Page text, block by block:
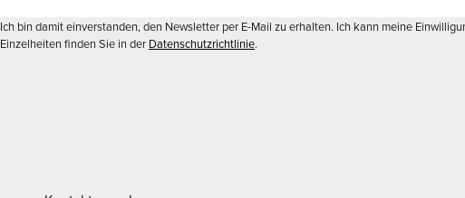
Ich bin damit einverstanden, den Newsletter per E-Mail zu erhalten. Ich kann meine
Einzelheiten finden Sie in der Datenschutzrichtlinie.